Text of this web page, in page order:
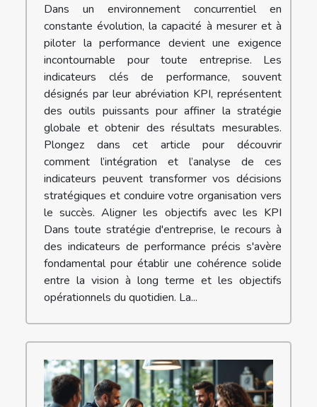
Dans un environnement concurrentiel en
constante évolution, la capacité à mesurer et à
piloter la performance devient une exigence
incontournable pour toute entreprise. Les
indicateurs clés de performance, souvent
désignés par leur abréviation KPI, représentent
des outils puissants pour affiner la stratégie
globale et obtenir des résultats mesurables.
Plongez dans cet article pour découvrir
comment l’intégration et l’analyse de ces
indicateurs peuvent transformer vos décisions
stratégiques et conduire votre organisation vers
le succès. Aligner les objectifs avec les KPI
Dans toute stratégie d'entreprise, le recours à
des indicateurs de performance précis s'avère
fondamental pour établir une cohérence solide
entre la vision à long terme et les objectifs
opérationnels du quotidien. La...